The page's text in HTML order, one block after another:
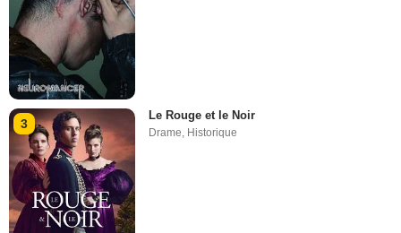
3
Le Rouge et le Noir
Drame Historique